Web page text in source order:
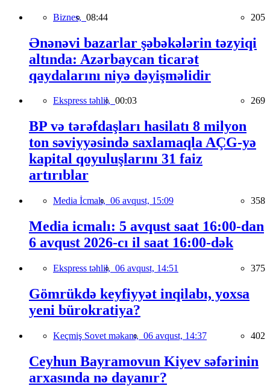
Biznes, 08:44 205
Ənənəvi bazarlar şəbəkələrin təzyiqi
altında: Azərbaycan ticarət
qaydalarını niyə dəyişməlidir
Ekspress təhlil, 00:03 269
BP və tərəfdaşları hasilatı 8 milyon
ton səviyyəsində saxlamaqla AÇG-yə
kapital qoyuluşlarını 31 faiz
artırıblar
Media İcmalı, 06 avqust, 15:09 358
Media icmalı: 5 avqust saat 16:00-dan
6 avqust 2026-cı il saat 16:00-dək
Ekspress təhlil, 06 avqust, 14:51 375
Gömrükdə keyfiyyət inqilabı, yoxsa
yeni bürokratiya?
Keçmiş Sovet məkanı, 06 avqust, 14:37 402
Ceyhun Bayramovun Kiyev səfərinin
arxasında nə dayanır?